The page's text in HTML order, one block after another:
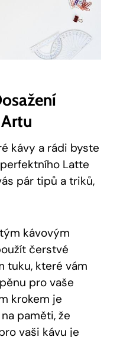
kávy a rádi byste
Latte
pár tipů a triků,
kávovým
čerstvé
tuku, které vám
pro vaše
krokem je
paměti, že
vaši kávu je